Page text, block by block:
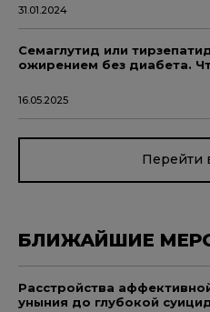
31.01.2024
Семаглутид или
ожирением без диабета.
16.05.2025
Перейти
БЛИЖАЙШИЕ
Расстройства
уныния до глубокой